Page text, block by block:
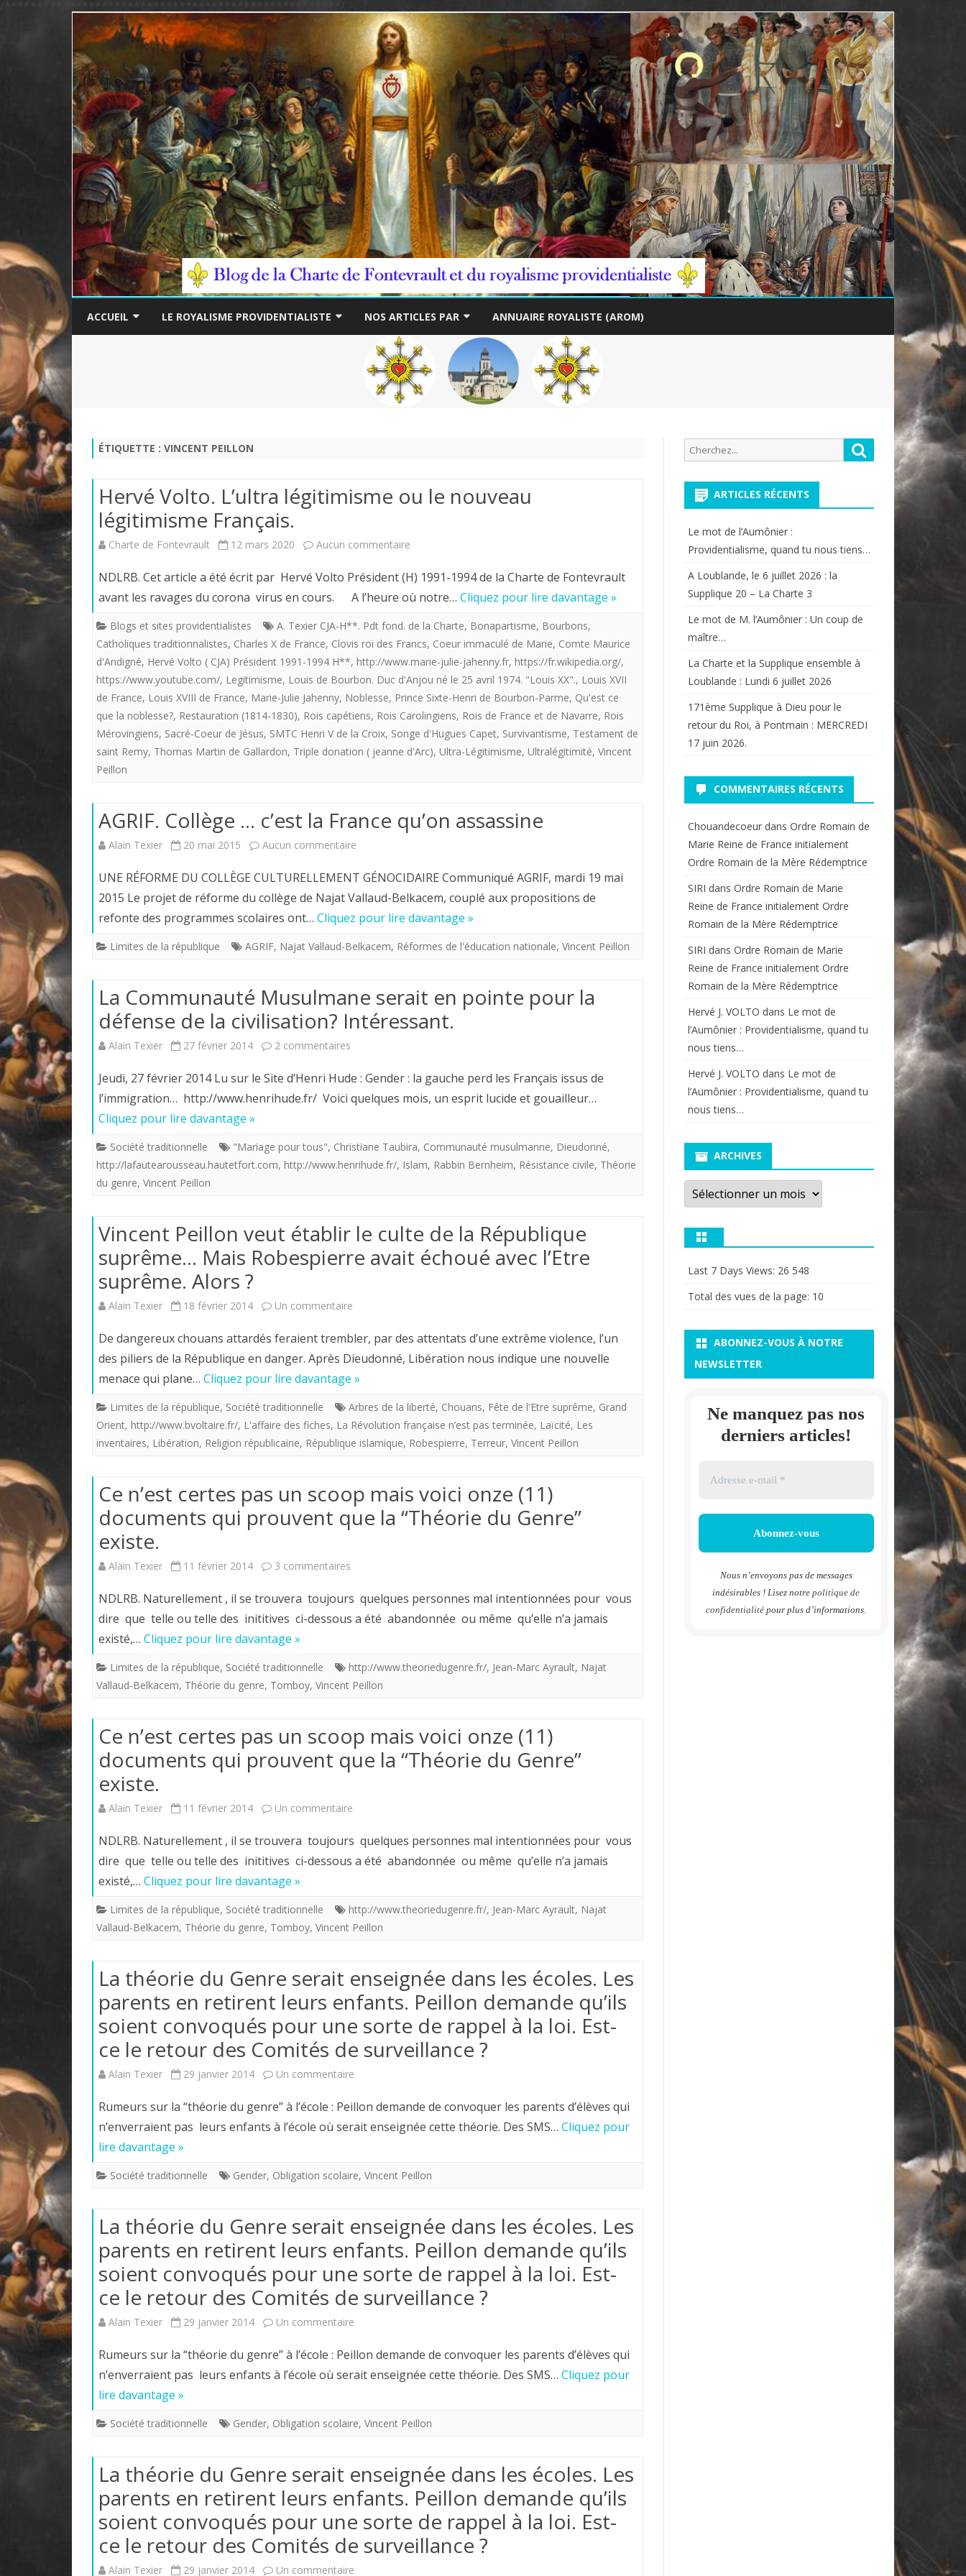
/****************************************************/
to
ACCUEIL LE ROYALISME PROVIDENTIALISTE NOS ARTICLES PAR
THÉME
AUTEUR
ANNUAIRE ROYALISTE (AROM)
ÉTIQUETTE : VINCENT PEILLON
Hervé Volto. L’ultra légitimisme ou le nouveau
légitimisme Français.
Charte de Fontevrault 12 mars 2020 Aucun commentaire
Volto.
L’ultra
légitimisme
ou
le
nouveau
légitimisme
NDLRB. Cet article a été écrit par Hervé Volto Président (H) 1991-1994 de la Charte de Fontevrault
avant les ravages du corona virus en cours. A l’heure où notre… Cliquez pour lire davantage »
Blogs et sites providentialistes A. Texier CJA-H**. Pdt fond. de la Charte, Bonapartisme, Bourbons,
Catholiques traditionnalistes, Charles X de France, Clovis roi des Francs, Coeur immaculé de Marie, Comte Maurice
d'Andigné, Hervé Volto ( CJA) Président 1991-1994 H**, http://www.marie-julie-jahenny.fr, https://fr.wikipedia.org/,
https://www.youtube.com/, Legitimisme, Louis de Bourbon. Duc d'Anjou né le 25 avril 1974. "Louis XX"., Louis XVII
de France, Louis XVIII de France, Marie-Julie Jahenny, Noblesse, Prince Sixte-Henri de Bourbon-Parme, Qu'est ce
que la noblesse?, Restauration (1814-1830), Rois capétiens, Rois Carolingiens, Rois de France et de Navarre, Rois
Mérovingiens, Sacré-Coeur de Jésus, SMTC Henri V de la Croix, Songe d'Hugues Capet, Survivantisme, Testament de
saint Remy, Thomas Martin de Gallardon, Triple donation ( jeanne d'Arc), Ultra-Légitimisme, Ultralégitimité, Vincent
Peillon
AGRIF. Collège … c’est la France qu’on assassine
Alain Texier 20 mai 2015 Aucun commentaire
AGRIF.
Collège
…
c’est
France
qu’on
UNE RÉFORME DU COLLÈGE CULTURELLEMENT GÉNOCIDAIRE Communiqué AGRIF, mardi 19 mai
2015 Le projet de réforme du collège de Najat Vallaud-Belkacem, couplé aux propositions de
refonte des programmes scolaires ont… Cliquez pour lire davantage »
Limites de la république AGRIF, Najat Vallaud-Belkacem, Réformes de l'éducation nationale, Vincent Peillon
La Communauté Musulmane serait en pointe pour la
défense de la civilisation? Intéressant.
Alain Texier 27 février 2014 2 commentaires
Communauté
serait
en
la
civilisation?
Jeudi, 27 février 2014 Lu sur le Site d’Henri Hude : Gender : la gauche perd les Français issus de
l’immigration… http://www.henrihude.fr/ Voici quelques mois, un esprit lucide et gouailleur…
Cliquez pour lire davantage »
Société traditionnelle "Mariage pour tous", Christiane Taubira, Communauté musulmanne, Dieudonné,
http://lafautearousseau.hautetfort.com, http://www.henrihude.fr/, Islam, Rabbin Bernheim, Résistance civile, Théorie
du genre, Vincent Peillon
Vincent Peillon veut établir le culte de la République
suprême… Mais Robespierre avait échoué avec l’Etre
suprême. Alors ?
Alain Texier 18 février 2014 Un commentaire
Peillon
veut
établir
le
la
Robespierre
avec
suprême.
Alors
De dangereux chouans attardés feraient trembler, par des attentats d’une extrême violence, l’un
des piliers de la République en danger. Après Dieudonné, Libération nous indique une nouvelle
menace qui plane… Cliquez pour lire davantage »
Limites de la république, Société traditionnelle Arbres de la liberté, Chouans, Fête de l'Etre suprême, Grand
Orient, http://www.bvoltaire.fr/, L'affaire des fiches, La Révolution française n’est pas terminée, Laïcité, Les
inventaires, Libération, Religion républicaine, République islamique, Robespierre, Terreur, Vincent Peillon
Ce n’est certes pas un scoop mais voici onze (11)
documents qui prouvent que la “Théorie du Genre”
existe.
Alain Texier 11 février 2014 3 commentaires
n’est
pas
un
mais
voici
(11)
documents
qui
que
du
NDLRB. Naturellement , il se trouvera toujours quelques personnes mal intentionnées pour vous
dire que telle ou telle des inititives ci-dessous a été abandonnée ou même qu’elle n’a jamais
existé,… Cliquez pour lire davantage »
Limites de la république, Société traditionnelle http://www.theoriedugenre.fr/, Jean-Marc Ayrault, Najat
Vallaud-Belkacem, Théorie du genre, Tomboy, Vincent Peillon
Ce n’est certes pas un scoop mais voici onze (11)
documents qui prouvent que la “Théorie du Genre”
existe.
Alain Texier 11 février 2014 Un commentaire
n’est
pas
un
mais
voici
onze
(11)
qui
prouvent
la
du
Genre”
existe.
NDLRB. Naturellement , il se trouvera toujours quelques personnes mal intentionnées pour vous
dire que telle ou telle des inititives ci-dessous a été abandonnée ou même qu’elle n’a jamais
existé,… Cliquez pour lire davantage »
Limites de la république, Société traditionnelle http://www.theoriedugenre.fr/, Jean-Marc Ayrault, Najat
Vallaud-Belkacem, Théorie du genre, Tomboy, Vincent Peillon
La théorie du Genre serait enseignée dans les écoles. Les
parents en retirent leurs enfants. Peillon demande qu’ils
soient convoqués pour une sorte de rappel à la loi. Est-
ce le retour des Comités de surveillance ?
Alain Texier 29 janvier 2014 Un commentaire
théorie
Genre
enseignée
dans
les
écoles.
parents
en
leurs
Peillon
demande
qu’ils
soient
Rumeurs sur la “théorie du genre” à l’école : Peillon demande de convoquer les parents d’élèves qui
n’enverraient pas leurs enfants à l’école où serait enseignée cette théorie. Des SMS… Cliquez pour
lire davantage »
Société traditionnelle Gender, Obligation scolaire, Vincent Peillon
La théorie du Genre serait enseignée dans les écoles. Les
parents en retirent leurs enfants. Peillon demande qu’ils
soient convoqués pour une sorte de rappel à la loi. Est-
ce le retour des Comités de surveillance ?
Alain Texier 29 janvier 2014 Un commentaire
théorie
Genre
enseignée
dans
les
écoles.
Rumeurs sur la “théorie du genre” à l’école : Peillon demande de convoquer les parents d’élèves qui
n’enverraient pas leurs enfants à l’école où serait enseignée cette théorie. Des SMS… Cliquez pour
lire davantage »
Société traditionnelle Gender, Obligation scolaire, Vincent Peillon
La théorie du Genre serait enseignée dans les écoles. Les
parents en retirent leurs enfants. Peillon demande qu’ils
soient convoqués pour une sorte de rappel à la loi. Est-
ce le retour des Comités de surveillance ?
Alain Texier 29 janvier 2014 Un commentaire
Recherche
pour:
Rechercher
ARTICLES RÉCENTS
Le mot de l’Aumônier :
Providentialisme, quand tu nous tiens…
A Loublande, le 6 juillet 2026 : la
Supplique 20 – La Charte 3
Le mot de M. l’Aumônier : Un coup de
maître…
La Charte et la Supplique ensemble à
Loublande : Lundi 6 juillet 2026
171ème Supplique à Dieu pour le
retour du Roi, à Pontmain : MERCREDI
17 juin 2026.
COMMENTAIRES RÉCENTS
Chouandecoeurdans Ordre Romain de
Marie Reine de France initialement
Ordre Romain de la Mère Rédemptrice
SIRI dans Ordre Romain de Marie
Reine de France initialement Ordre
Romain de la Mère Rédemptrice
SIRI dans Ordre Romain de Marie
Reine de France initialement Ordre
Romain de la Mère Rédemptrice
Hervé J. VOLTO dans Le mot de
l’Aumônier : Providentialisme, quand tu
nous tiens…
Hervé J. VOLTO dans Le mot de
l’Aumônier : Providentialisme, quand tu
nous tiens…
ARCHIVES
Archives
Last 7 Days Views: 26 548
Total des vues de la page: 10
ABONNEZ-VOUS À NOTRE
NEWSLETTER
Ne manquez pas nos
derniers articles!
Nous n’envoyons pas de messages
indésirables ! Lisez notrepolitique de
confidentialité pour plus d’informations.